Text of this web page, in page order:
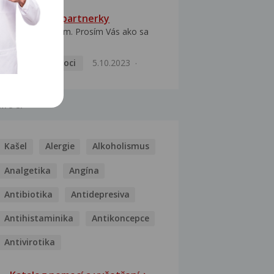
HPV typ 52 u partnerky
Dobrý deň prajem. Prosím Vás ako sa
Pohlavní nemoci
5.10.2023
Kašel Alergie Alkoholismus
Analgetika Angína
Antibiotika Antidepresiva
Antihistaminika Antikoncepce
Antivirotika